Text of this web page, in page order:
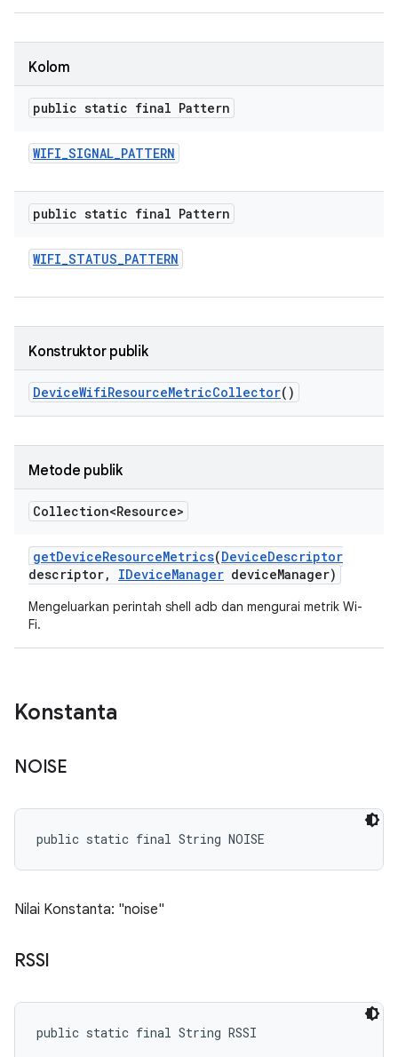
Kolom
public static final Pattern
WIFI_SIGNAL_PATTERN
public static final Pattern
WIFI_STATUS_PATTERN
Konstruktor publik
DeviceWifiResourceMetricCollector()
Metode publik
Collection<Resource>
getDeviceResourceMetrics(DeviceDescriptor
descriptor, IDeviceManager deviceManager)
Mengeluarkan perintah shell adb dan mengurai metrik Wi-
Fi.
Konstanta
NOISE
public static final String NOISE
Nilai Konstanta: "noise"
RSSI
public static final String RSSI